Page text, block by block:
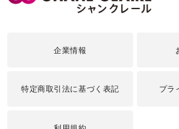
企業情報
特定商取引法に基づく表記 プラ